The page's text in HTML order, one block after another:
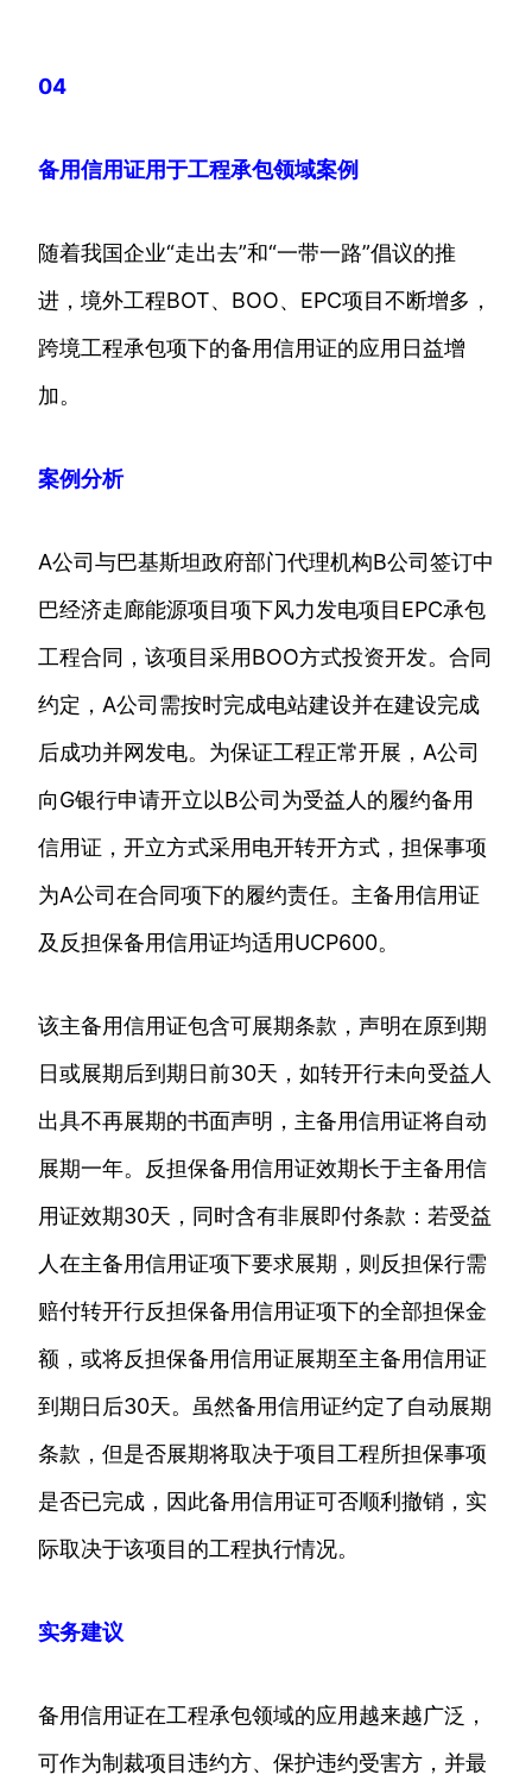
04
备用信用证用于工程承包领域案例
随着我国企业“走出去”和“一带一路”倡议的推
进，境外工程BOT、BOO、EPC项目不断增多，
跨境工程承包项下的备用信用证的应用日益增
加。
案例分析
A公司与巴基斯坦政府部门代理机构B公司签订中
巴经济走廊能源项目项下风力发电项目EPC承包
工程合同，该项目采用BOO方式投资开发。合同
约定，A公司需按时完成电站建设并在建设完成
后成功并网发电。为保证工程正常开展，A公司
向G银行申请开立以B公司为受益人的履约备用
信用证，开立方式采用电开转开方式，担保事项
为A公司在合同项下的履约责任。主备用信用证
及反担保备用信用证均适用UCP600。
该主备用信用证包含可展期条款，声明在原到期
日或展期后到期日前30天，如转开行未向受益人
出具不再展期的书面声明，主备用信用证将自动
展期一年。反担保备用信用证效期长于主备用信
用证效期30天，同时含有非展即付条款：若受益
人在主备用信用证项下要求展期，则反担保行需
赔付转开行反担保备用信用证项下的全部担保金
额，或将反担保备用信用证展期至主备用信用证
到期日后30天。虽然备用信用证约定了自动展期
条款，但是否展期将取决于项目工程所担保事项
是否已完成，因此备用信用证可否顺利撤销，实
际取决于该项目的工程执行情况。
实务建议
备用信用证在工程承包领域的应用越来越广泛，
可作为制裁项目违约方、保护违约受害方，并最